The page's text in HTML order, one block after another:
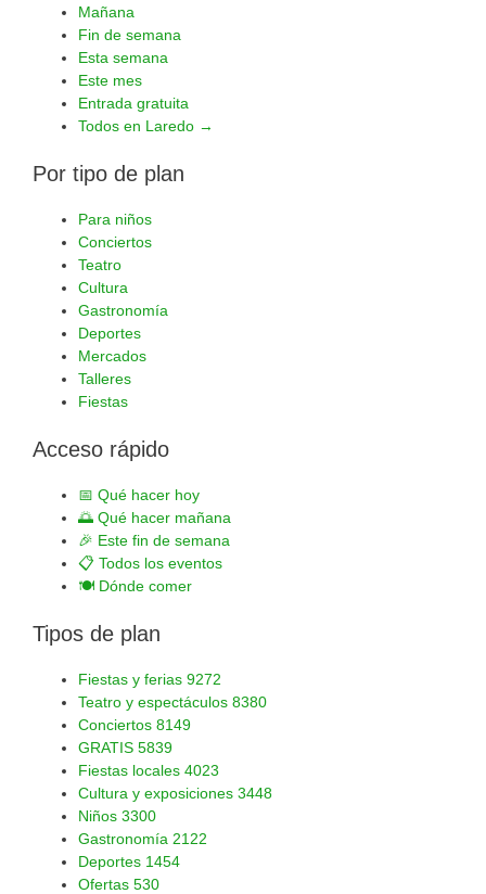
Mañana
Fin de semana
Esta semana
Este mes
Entrada gratuita
Todos en Laredo →
Por tipo de plan
Para niños
Conciertos
Teatro
Cultura
Gastronomía
Deportes
Mercados
Talleres
Fiestas
Acceso rápido
📅 Qué hacer hoy
🌅 Qué hacer mañana
🎉 Este fin de semana
📋 Todos los eventos
🍽️ Dónde comer
Tipos de plan
Fiestas y ferias 9272
Teatro y espectáculos 8380
Conciertos 8149
GRATIS 5839
Fiestas locales 4023
Cultura y exposiciones 3448
Niños 3300
Gastronomía 2122
Deportes 1454
Ofertas 530